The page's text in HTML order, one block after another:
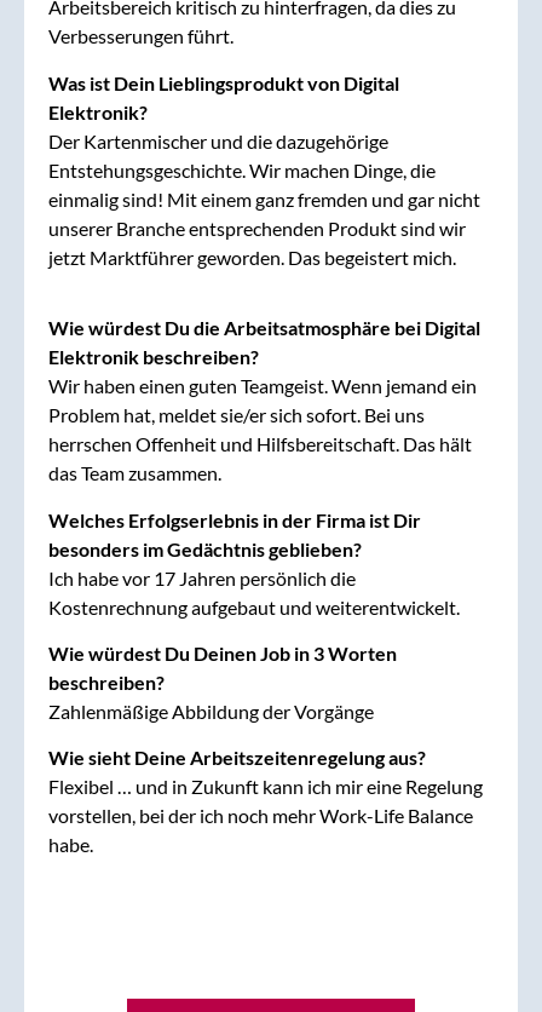
Arbeitsbereich kritisch zu hinterfragen, da dies zu
Verbesserungen führt.
Was ist Dein Lieblingsprodukt von Digital
Elektronik?
Der Kartenmischer und die dazugehörige
Entstehungsgeschichte. Wir machen Dinge, die
einmalig sind! Mit einem ganz fremden und gar nicht
unserer Branche entsprechenden Produkt sind wir
jetzt Marktführer geworden. Das begeistert mich.
Wie würdest Du die Arbeitsatmosphäre bei Digital
Elektronik beschreiben?
Wir haben einen guten Teamgeist. Wenn jemand ein
Problem hat, meldet sie/er sich sofort. Bei uns
herrschen Offenheit und Hilfsbereitschaft. Das hält
das Team zusammen.
Welches Erfolgserlebnis in der Firma ist Dir
besonders im Gedächtnis geblieben?
Ich habe vor 17 Jahren persönlich die
Kostenrechnung aufgebaut und weiterentwickelt.
Wie würdest Du Deinen Job in 3 Worten
beschreiben?
Zahlenmäßige Abbildung der Vorgänge
Wie sieht Deine Arbeitszeitenregelung aus?
Flexibel … und in Zukunft kann ich mir eine Regelung
vorstellen, bei der ich noch mehr Work-Life Balance
habe.